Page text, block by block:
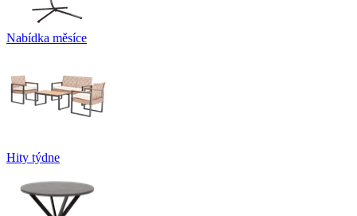
Nabídka měsíce
Hity týdne